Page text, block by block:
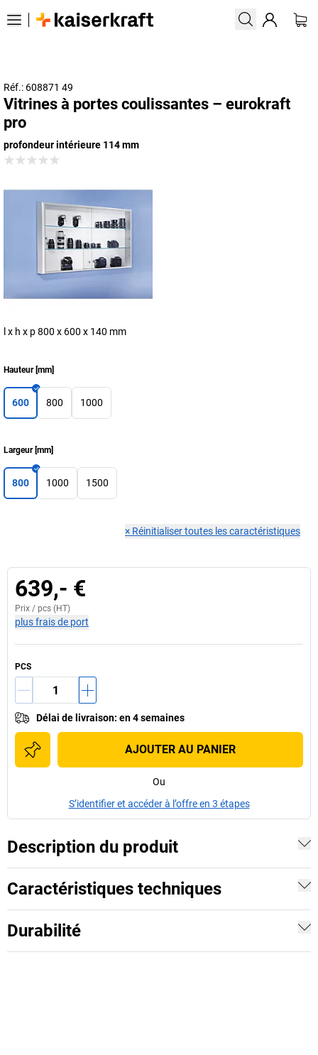
Réf.: 608871 49
Vitrines à portes coulissantes – eurokraft
pro
profondeur intérieure 114 mm
l x h x p 800 x 600 x 140 mm
Hauteur[mm]
600 800 1000
Largeur[mm]
800 1000 1500
× Réinitialiser toutes les caractéristiques
639,- €
Prix / pcs (HT)
plus frais de port
PCS
Délai de livraison: en 4 semaines
AJOUTER AU PANIER
Ou
S’identifier et accéder à l’offre en 3 étapes
Description du produit
Caractéristiques techniques
Durabilité